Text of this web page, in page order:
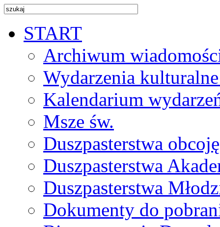
START
Archiwum
Wydarzenia
Kalendarium
Msze św.
Duszpasterstwa
Duszpasterstwa
Duszpasterstwa
Dokumenty do